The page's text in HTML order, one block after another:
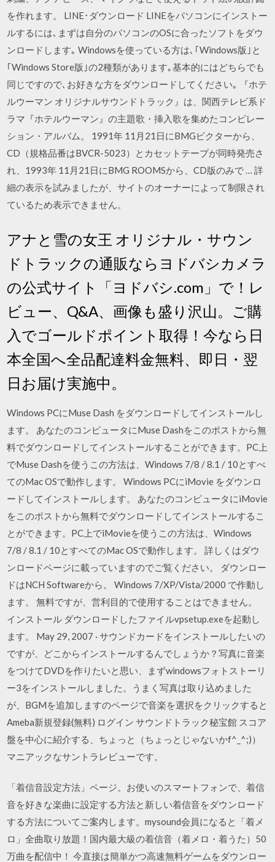
を作れます。 LINE･ダウンロード LINEをパソコンにインストー
ルするには､まずは自分のパソコンのOSに合ったソフトをダウ
ンロードします｡ Windowsを使っている方は､｢Windows版｣と
｢Windows Store版｣の2種類があります｡基本的にはどちらでも
同じですので､お好きな方をダウンロードしてください｡ 『ホテ
ルウーマン オリジナルサウンドトラック』は、関西テレビ系ド
ラマ『ホテルウーマン』の主題歌・挿入歌を集めたコンピレー
ション・アルバム。 1991年 11月21日にBMGビクターから、
CD（規格品番はBVCR-5023）とカセットテープが同時発売さ
れ、1993年 11月21日にBMG ROOMSから、CD版のみで … 詳
細の表示を試みましたが、サイトのオーナーによって制限され
ているため表示できません。
アナと雪の女王 オリジナル・サウン
ドトラックの通販ならヨドバシカメラ
の公式サイト「ヨドバシ.com」で！レ
ビュー、Q&A、画像も盛り沢山。ご購
入でゴールドポイント取得！今なら日
本全国へ全品配達料金無料、即日・翌
日お届け実施中。
Windows PCにMuse Dash をダウンロードしてインストールし
ます。 あなたのコンピュータにMuse Dashをこのポストから無
料でダウンロードしてインストールすることができます。PC上
でMuse Dashを使うこの方法は、Windows 7/8 / 8.1 / 10とすべ
てのMac OSで動作します。 Windows PCにiMovie をダウンロ
ードしてインストールします。 あなたのコンピュータにiMovie
をこのポストから無料でダウンロードしてインストールするこ
とができます。PC上でiMovieを使うこの方法は、Windows
7/8 / 8.1 / 10とすべてのMac OSで動作します。 詳しくはダウ
ンロードページに載っていますのでご覧ください。 ダウンロー
ドはNCH Softwareから。 Windows 7/XP/Vista/2000 で作動し
ます。 無料ですが、営利目的で使用することはできません。
インストール ダウンロードしたファイルvpsetup.exeを起動し
ます。 May 29, 2007 · サウンドカードをインストールしたいの
ですが、どこからインストールするんでしょうか？写真に音楽
をつけてDVDを作りたいと思い、まずwindowsフォトストーリ
ー3をインストールしました。うまく写真は取り込めました
が、BGMを追加しますのページで音楽を選択をクリックすると
Ameba新規登録(無料) ログイン サウンドトラック秘宝館 スコア
盤を中心に紹介する、ちょっと（ちょっとじゃないかf^_^;)）
マニアックなサントラレビューです。
「着信音設定方法」ページ。お使いのスマートフォンで、着信
音を好きな楽曲に設定する方法と新しい着信音をダウンロード
する方法についてご案内します。mysound会員になると「着メ
ロ」全曲取り放題！国内最大級の着信音（着メロ・着うた）50
万曲を配信中！ 今直接は簡単かつ高速無料ゲームをダウンロー